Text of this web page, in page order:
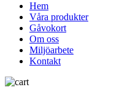
Hem
Våra produkter
Gåvokort
Om oss
Miljöarbete
Kontakt